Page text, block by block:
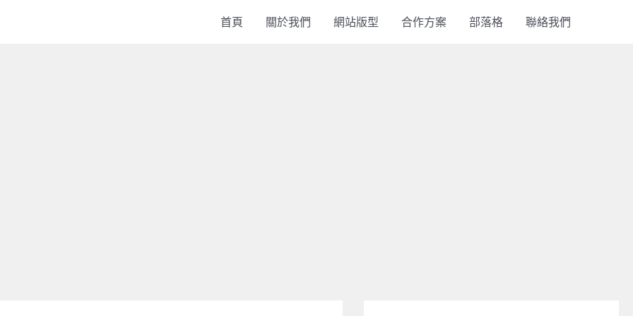
首頁 關於我們 網站版型 合作方案 部落格 聯絡我們